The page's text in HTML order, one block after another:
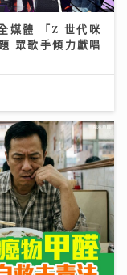
揀米粉秘訣與 2